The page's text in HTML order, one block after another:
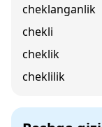
cheklanganlik
chekli
cheklik
cheklilik